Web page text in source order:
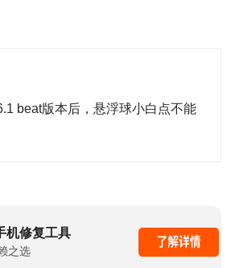
beat版本后，悬浮球小白点不能
机修复工具
之选